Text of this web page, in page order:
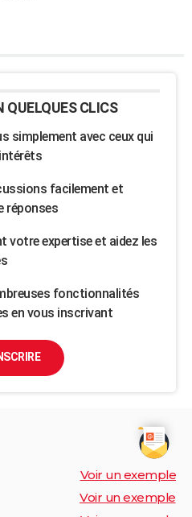
QUELQUES CLICS
simplement avec ceux qui
facilement et
réponses
votre expertise et aidez les
fonctionnalités
en vous inscrivant
Voir un exemple
Voir un exemple